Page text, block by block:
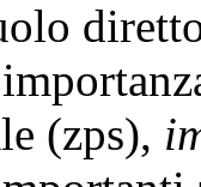
(zps),